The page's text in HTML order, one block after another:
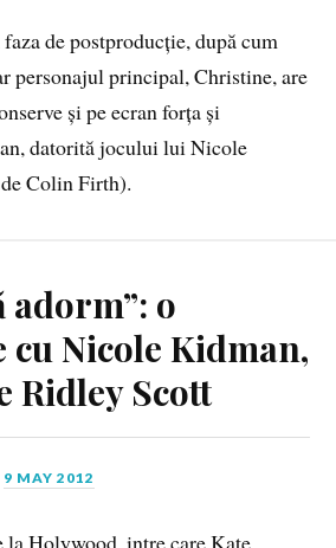
de postproducție, după cum
personajul principal, Christine, are
și pe ecran forța și
datorită jocului lui Nicole
Colin Firth).
adorm”: o
cu Nicole Kidman,
Ridley Scott
9 MAY 2012
Holywood, intre care Kate